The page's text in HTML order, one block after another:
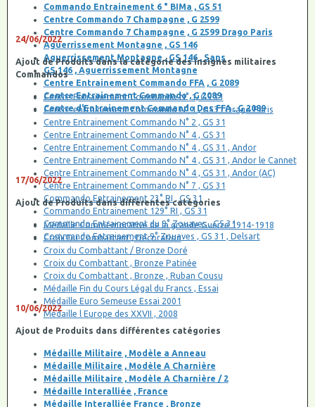
Commando Entrainement 6 ° BIMa , GS 51
Centre Commando 7 Champagne , G 2599
Centre Commando 7 Champagne , G 2599 Drago Paris
Aguerrissement Montagne , GS 146
Aguerrissement Montagne , GS 146 , Sans
GS 146 , Aguerrissement Montagne
Centre Entrainement Commando FFA , G 2089
Centre Entrainement Commando , G 2089
Centre d'Entrainement Commando Des FFA , G 2089
24/06/2022
Ajout de Produits dans la catégorie des insignes militaires
Commandos
Centre Entrainement Commando N° 1, GS 31
Centre entrainement Commando N° 1 , GS31 Drago Paris
Centre Entrainement Commando N° 2 , GS 31
Centre Entrainement Commando N° 4 , GS 31
Centre Entrainement Commando N° 4 , GS 31 , Andor
Centre Entrainement Commando N° 4 , GS 31 , Andor le Cannet
Centre Entrainement Commando N° 4 , GS 31 , Andor (AC)
Centre Entrainement Commando N° 7 , GS 31
Commando Entrainement 23° RI , GS 31
Commando Entrainement 129° RI , GS 31
Commando Entrainement du 9° Zouaves , GS 31
Commando Entrainement 9° Zouaves , GS 31 , Delsart
17/06/2022
Ajout de Produits dans différentes catégories
Médaille Commémorative de la grande Guerre 1914-1918
Croix Du Combattant , Décoration
Croix du Combattant / Bronze Doré
Croix du Combattant , Bronze Patinée
Croix du Combattant , Bronze , Ruban Cousu
Médaille Fin du Cours Légal du Francs , Essai
Médaille Euro Semeuse Essai 2001
Médaille l Europe des XXVII , 2008
10/06/2022
Ajout de Produits dans différentes catégories
Médaille Militaire , Modèle a Anneau
Médaille Militaire , Modèle A Charnière
Médaille Militaire , Modèle A Charnière / 2
Médaille Interalliée , France
Médaille Interalliée France , Bronze